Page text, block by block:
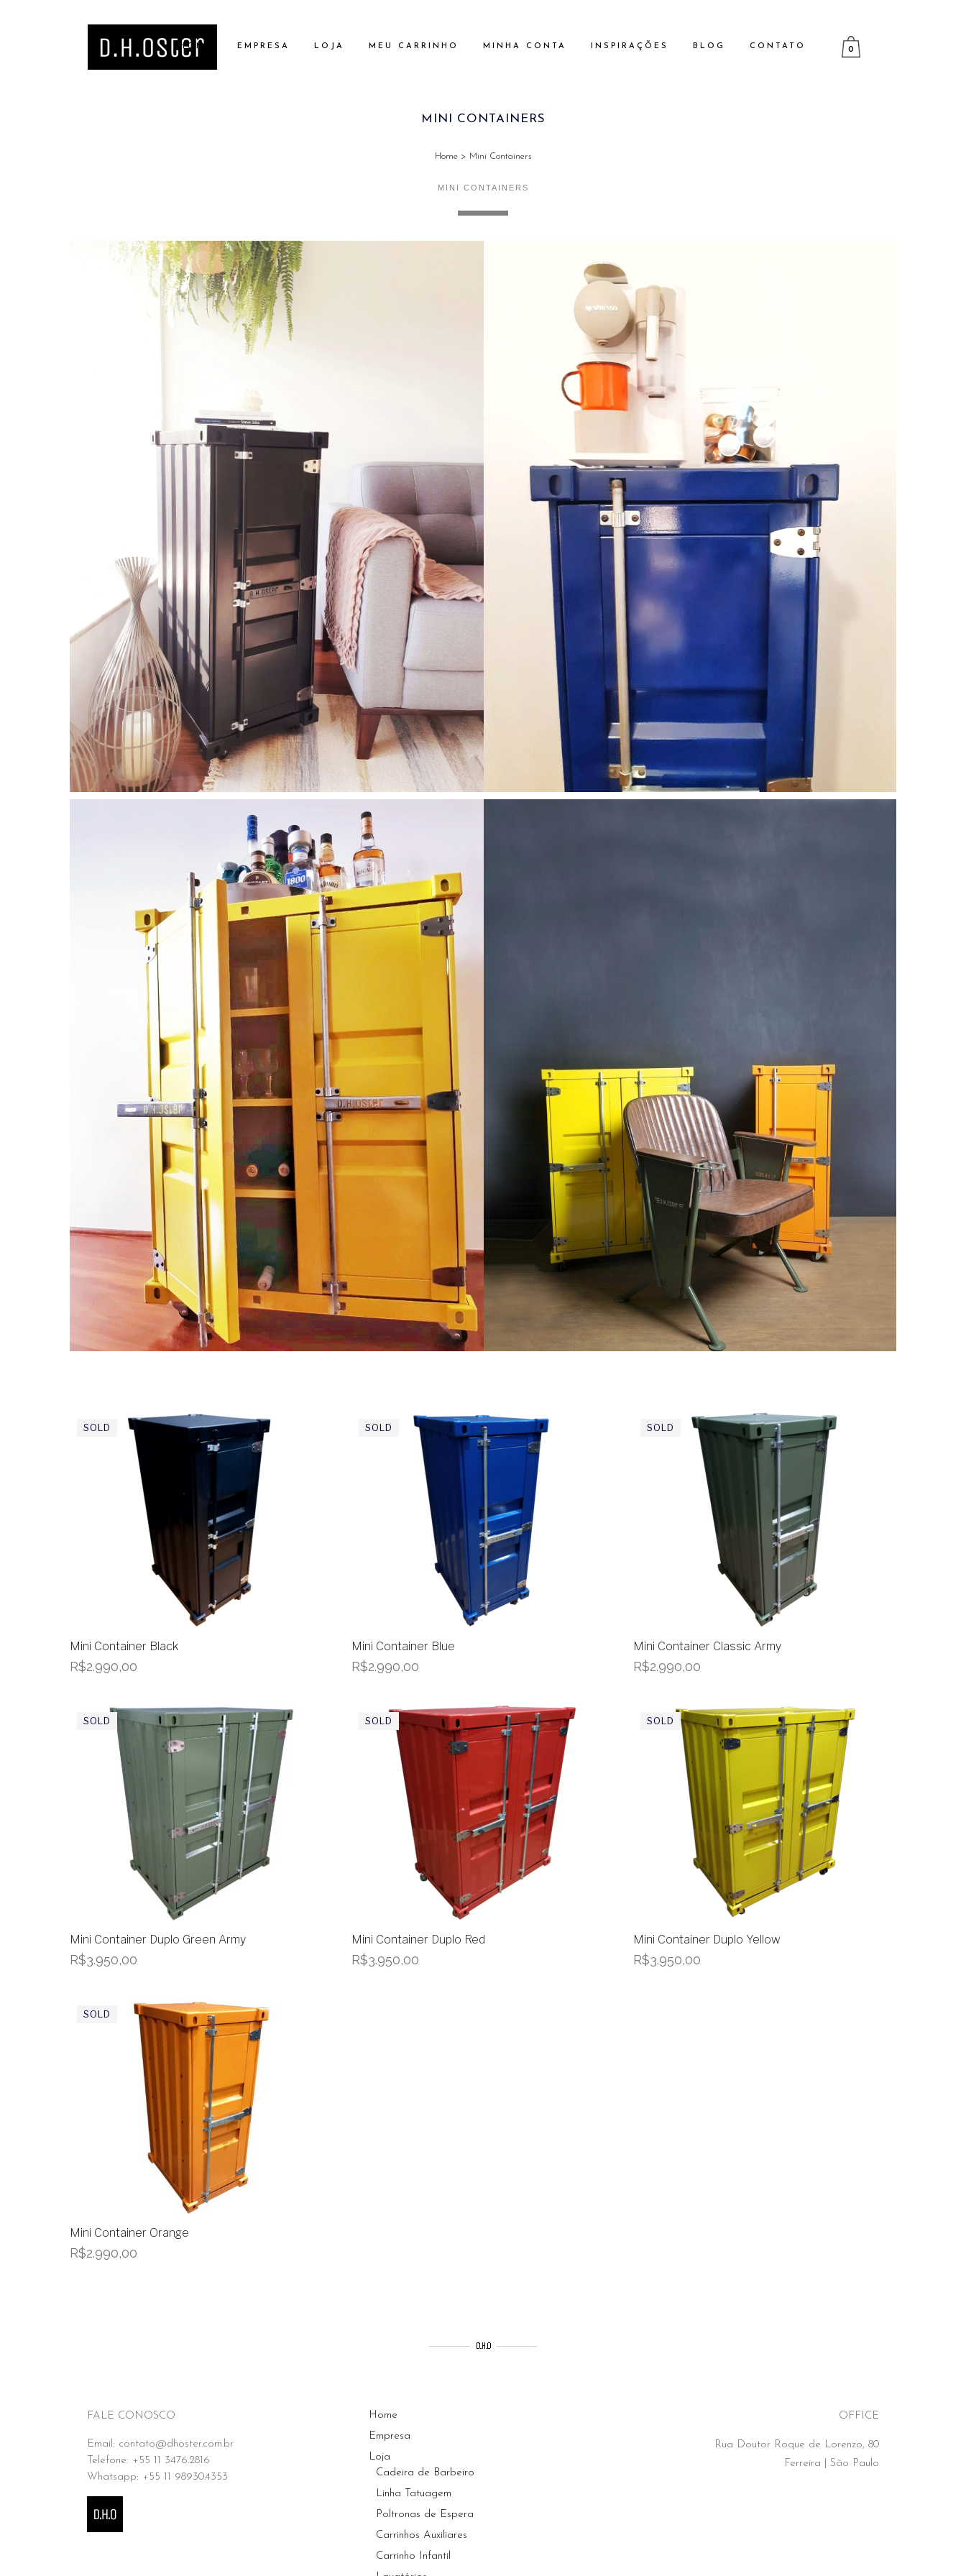
0
HOME EMPRESA LOJA MEU CARRINHO MINHA CONTA INSPIRAÇÕES BLOG CONTATO
MINI CONTAINERS
Home> Mini Containers
MINI CONTAINERS
Mini Container Black
R$2.990,00
Mini Container Blue
R$2.990,00
Mini Container Classic Army
R$2.990,00
Mini Container Duplo Green Army
R$3.950,00
Mini Container Duplo Red
R$3.950,00
Mini Container Duplo Yellow
R$3.950,00
Mini Container Orange
R$2.990,00
FALE CONOSCO
Email: contato@dhoster.com.br
Telefone: +55 11 3476.2816
Whatsapp: +55 11 98930.4353
Home
Empresa
Loja
Cadeira de Barbeiro
Linha Tatuagem
Poltronas de Espera
Carrinhos Auxiliares
Carrinho Infantil
OFFICE
Rua Doutor Roque de Lorenzo, 80
Ferreira | São Paulo